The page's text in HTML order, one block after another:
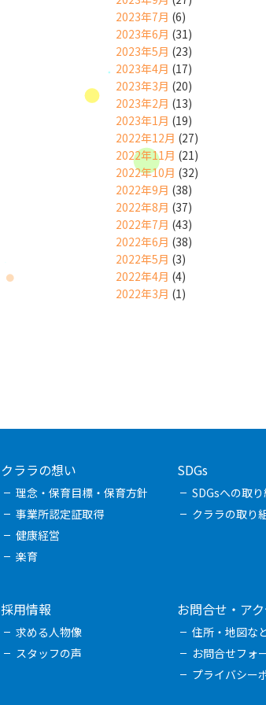
2023年7月 (6)
2023年6月 (31)
2023年5月 (23)
2023年4月 (17)
2023年3月 (20)
2023年2月 (13)
2023年1月 (19)
2022年12月 (27)
2022年11月 (21)
2022年10月 (32)
2022年9月 (38)
2022年8月 (37)
2022年7月 (43)
2022年6月 (38)
2022年5月 (3)
2022年4月 (4)
2022年3月 (1)
クララの想い
理念・保育目標・保育方針
事業所認定証取得
健康経営
楽育
SDGs
SDGsへの取
クララの取り
採用情報
求める人物像
スタッフの声
お問合せ・ア
住所・地図な
お問合せフォ
プライバシー